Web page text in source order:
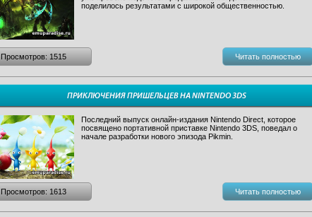
поделилось результатами с широкой общественностью.
Просмотров: 1515 Читать полностью
ПРИКЛЮЧЕНИЯ ПРИШЕЛЬЦЕВ НА NINTENDO 3DS
Последний выпуск онлайн-издания Nintendo Direct, которое
посвящено портативной приставке Nintendo 3DS, поведал о
начале разработки нового эпизода Pikmin.
Просмотров: 1613 Читать полностью